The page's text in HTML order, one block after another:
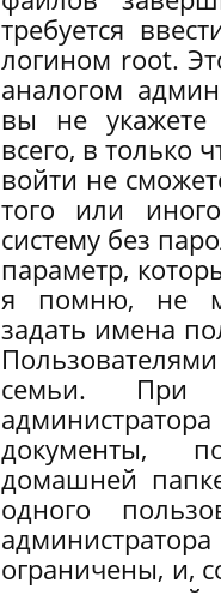
требуется
логином root.
аналогом
вы не укажете
всего, в только
войти не
того или
систему без
параметр,
я помню, не
задать имена
семьи. При
документы,
домашней
одного
ограничены, и,